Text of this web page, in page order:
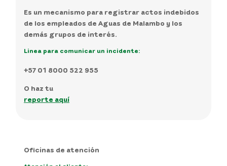
Acerca de nosotros
Contáctanos
Es un mecanismo para registrar actos indebidos
de los empleados de Aguas de Malambo y los
demás grupos de interés.
Linea para comunicar un incidente:
+57 01 8000 522 955
O haz tu
reporte aquí
Oficinas de atención